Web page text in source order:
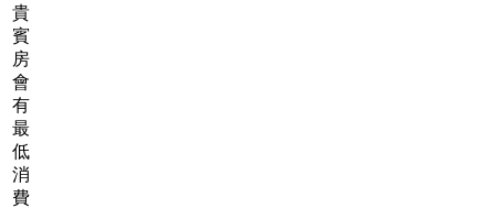
貴
賓
房
會
有
最
低
消
費